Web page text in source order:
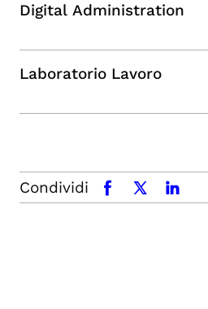
Digital Administration
Laboratorio Lavoro
Condividi facebookx.comlinkedin